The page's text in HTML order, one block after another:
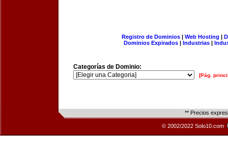
Registro de Dominios| Web Hosting |
Dominios Expirados | Industrias |
Categorías de Dominio:
[Pág.
** Precios
© 2002/2022 Solo10.com